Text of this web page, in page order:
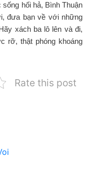
hối hả, Bình Thuận
đưa bạn về với những
xách ba lô lên và đi,
rỡ, thật phóng khoáng
Rate this post